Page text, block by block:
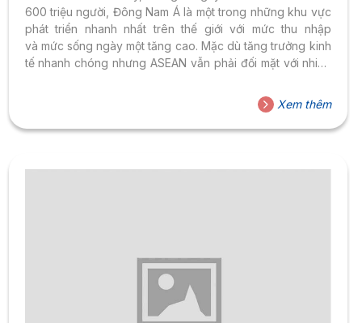
600 triệu người, Đông Nam Á là một trong những khu vực
phát triển nhanh nhất trên thế giới với mức thu nhập
và mức sống ngày một tăng cao. Mặc dù tăng trưởng kinh
tế nhanh chóng nhưng ASEAN vẫn phải đối mặt với nhiều
trình của khu vực. Chúng tôi kêu gọi tất cả các sinh viên
Đông Nam Á cùng giúp đỡ phát triển tương lai bằng cách
khai thác sức mạnh của dữ liệu để nêu bật các vấn...
Xem thêm